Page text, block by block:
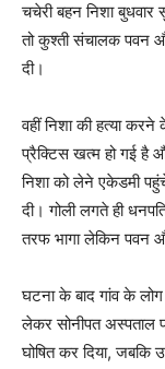
चचेरी बहन निशा बुधवार
तो कुश्ती संचालक पवन
दी।
वहीं निशा की हत्या
प्रैक्टिस खत्म हो गई है
निशा को लेने एकेडमी
दी। गोली लगते ही
तरफ भागा लेकिन पवन
घटना के बाद गांव के
लेकर सोनीपत अस्पताल
घोषित कर दिया, जबकि